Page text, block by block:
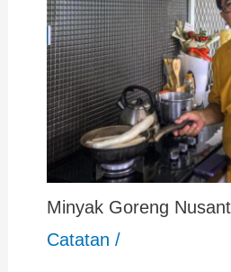
Minyak Goreng
Catatan /